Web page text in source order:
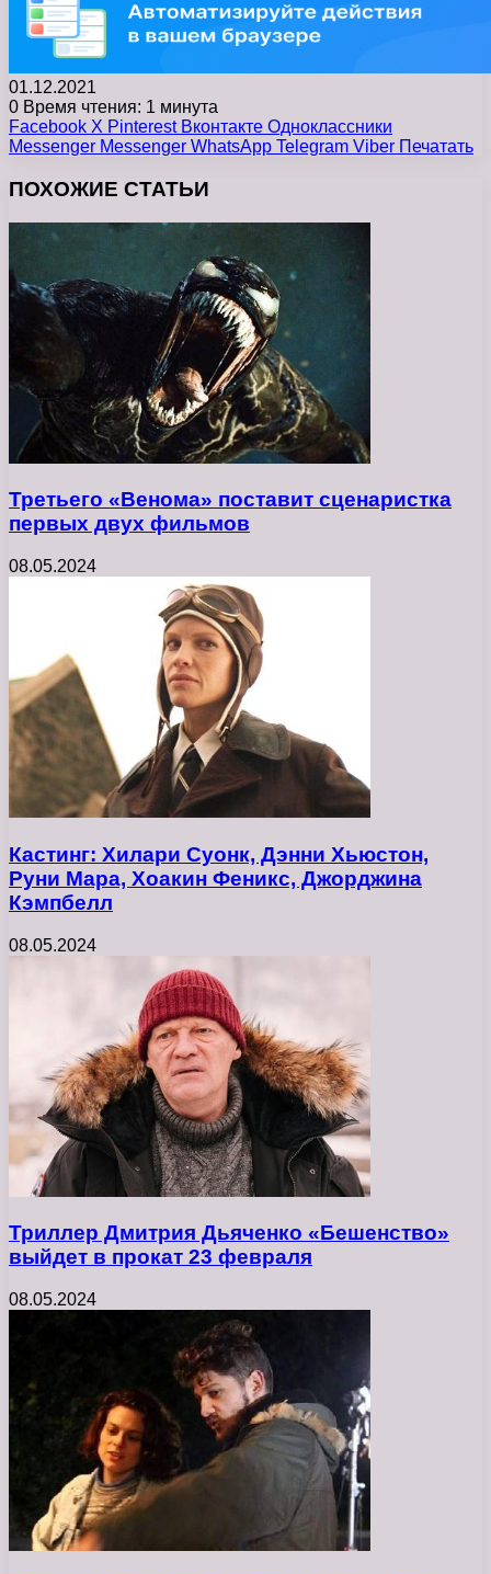
01.12.2021
0 Время чтения: 1 минута
Facebook X Pinterest Вконтакте Одноклассники
Messenger Messenger WhatsApp Telegram Viber Печатать
ПОХОЖИЕ СТАТЬИ
Третьего «Венома» поставит сценаристка
первых двух фильмов
08.05.2024
Кастинг: Хилари Суонк, Дэнни Хьюстон,
Руни Мара, Хоакин Феникс, Джорджина
Кэмпбелл
08.05.2024
Триллер Дмитрия Дьяченко «Бешенство»
выйдет в прокат 23 февраля
08.05.2024